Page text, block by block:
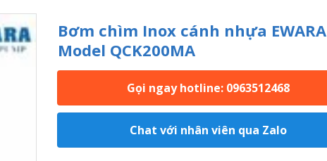
Bơm chìm Inox cánh nhựa EWARA
Model QCK200MA
Gọi ngay hotline: 0963512468
Chat với nhân viên qua Zalo